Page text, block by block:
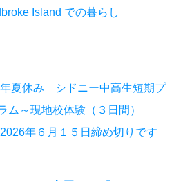
Island での暮らし
夏休み シドニー中高生短期プ
ム～現地校体験（３日間）
年６月１５日締め切りです